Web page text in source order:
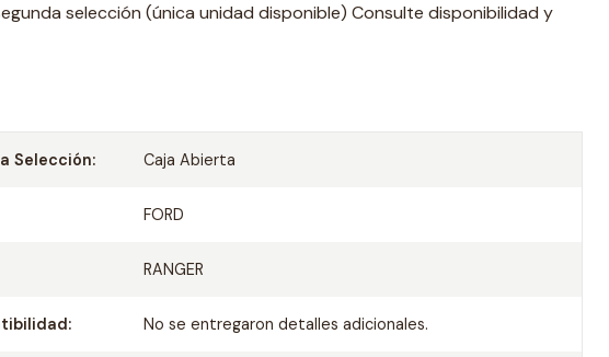
selección (única unidad disponible) Consulte disponibilidad y
Selección: Caja Abierta
FORD
RANGER
No se entregaron detalles adicionales.